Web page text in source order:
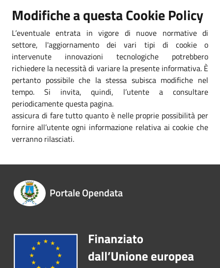
Modifiche a questa Cookie Policy
L’eventuale entrata in vigore di nuove normative di
settore, l'aggiornamento dei vari tipi di cookie o
intervenute innovazioni tecnologiche potrebbero
richiedere la necessità di variare la presente informativa. È
pertanto possibile che la stessa subisca modifiche nel
tempo. Si invita, quindi, l’utente a consultare
periodicamente questa pagina.
assicura di fare tutto quanto è nelle proprie possibilità per
fornire all’utente ogni informazione relativa ai cookie che
verranno rilasciati.
Portale Opendata